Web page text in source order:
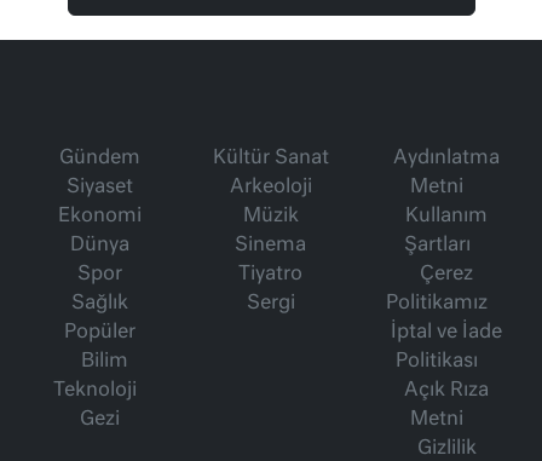
Gündem
Siyaset
Ekonomi
Dünya
Spor
Sağlık
Popüler
Bilim
Teknoloji
Gezi
Kültür Sanat
Arkeoloji
Müzik
Sinema
Tiyatro
Sergi
Aydınlatma
Metni
Kullanım
Şartları
Çerez
Politikamız
İptal ve İade
Politikası
Açık Rıza
Metni
Gizlilik